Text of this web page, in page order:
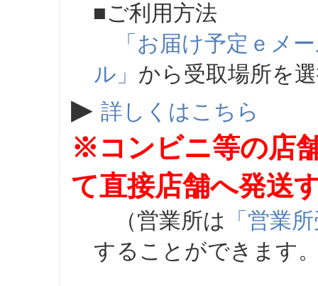
■ご利用方法
「お届け予定ｅメ
ル」 から受取場所を
▶ 詳しくはこちら
※コンビニ等の店
て直接店舗へ発送
（営業所は 「営業
することができます